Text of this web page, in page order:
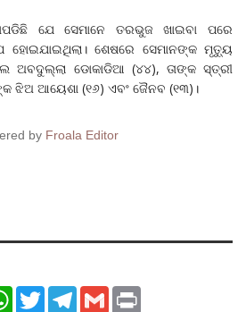
ଯେ ସେମାନେ ତରଭୁଜ ଖାଇବା ପରେ
ହୋଇଯାଇଥିଲା। ଶେଷରେ ସେମାନଙ୍କ ମୃତ୍ୟୁ
ଅବଦୁଲ୍ଲା ଡୋକାଡିଆ (୪୪), ତାଙ୍କ ସ୍ତ୍ରୀ
ଝିଅ ଆୟେଶା (୧୬) ଏବଂ ଜୈନବ (୧୩)।
by Froala Editor
WhatsApp
TwitterTelegram
Gmail